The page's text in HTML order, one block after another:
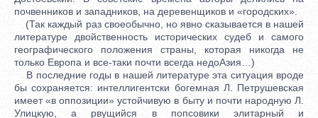
почвенников и западников, на деревенщиков и «городских».
(Так каждый раз своеобычно, но явно сказывается в нашей
литературе двойственность исторических судеб и самого
географического положения страны, которая никогда не
только Европа и все-таки почти всегда недоАзия…)
В последние годы в нашей литературе эта ситуация вроде
бы сохраняется: интеллигентски богемная Л. Петрушевская
имеет «в оппозиции» устойчивую в быту и почти народную Л.
Улицкую, а рвущийся в попсовики элитарный и